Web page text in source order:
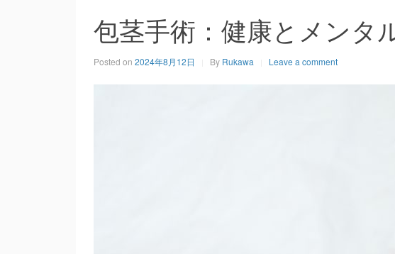
包茎手術：健康とメンタ
Posted on 2024年8月12日 By Rukawa Leave a comment